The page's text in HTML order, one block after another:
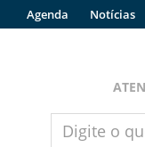
Agenda Notícias